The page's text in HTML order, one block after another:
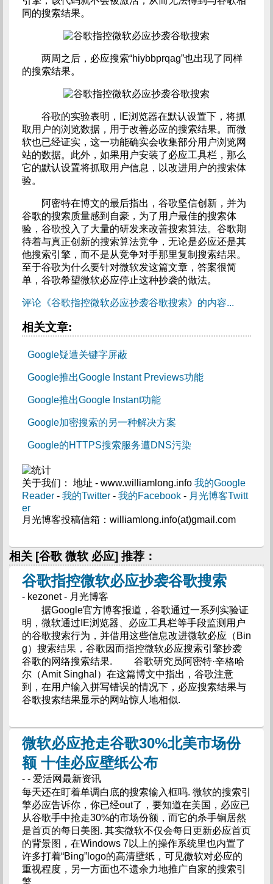
同的搜索结果。
两周之后，必应搜索“hiybbprqag”也出现了同样
的搜索结果。
谷歌的实验表明，IE浏览器在默认设置下，将抓
取用户的浏览数据，用于改善必应的搜索结果。而微
软也已经证实，这一功能确实会收集部分用户浏览网
站的数据。此外，如果用户安装了必应工具栏，那么
它的默认设置将抓取用户信息，以改进用户的搜索体
验。
阿密特在博文的最后指出，谷歌坚信创新，并为
谷歌的搜索质量感到自豪，为了用户最佳的搜索体
验，谷歌投入了大量的研发来改善搜索算法。谷歌期
待着与真正创新的搜索算法竞争，无论是必应还是其
他搜索引擎，而不是从竞争对手那里复制搜索结果。
至于谷歌为什么要针对微软发这篇文章，答案很简
单，谷歌希望微软必应停止这种抄袭的做法。
评论《谷歌指控微软必应抄袭谷歌搜索》的内容...
相关文章:
Google疑遭关键字屏蔽
Google推出Google Instant Previews功能
Google推出Google Instant功能
Google加密搜索的另一种解决方案
Google的HTTPS搜索服务遭DNS污染
关于我们： 地址 - www.williamlong.info 我的Google
Reader- 我的Twitter- 我的Facebook- 月光博客Twitt
er
月光博客投稿信箱：williamlong.info(at)gmail.com
相关 [谷歌 微软 必应] 推荐：
谷歌指控微软必应抄袭谷歌搜索
- kezonet - 月光博客
据Google官方博客报道，谷歌通过一系列实验证
明，微软通过IE浏览器、必应工具栏等手段监测用户
的谷歌搜索行为，并借用这些信息改进微软必应（Bin
g）搜索结果，谷歌因而指控微软必应搜索引擎抄袭
谷歌的网络搜索结果. 谷歌研究员阿密特·辛格哈
尔（Amit Singhal）在这篇博文中指出，谷歌注意
到，在用户输入拼写错误的情况下，必应搜索结果与
谷歌搜索结果显示的网站惊人地相似.
微软必应抢走谷歌30%北美市场份
额 十佳必应壁纸公布
- - 爱活网最新资讯
每天还在盯着单调白底的搜索输入框吗. 微软的搜索引
擎必应告诉你，你已经out了，要知道在美国，必应已
从谷歌手中抢走30%的市场份额，而它的杀手锏居然
是首页的每日美图. 其实微软不仅会每日更新必应首页
的背景图，在Windows 7以上的操作系统里也内置了
许多打着“Bing”logo的高清壁纸，可见微软对必应的
重视程度，另一方面也不遗余力地推广自家的搜索引
擎.